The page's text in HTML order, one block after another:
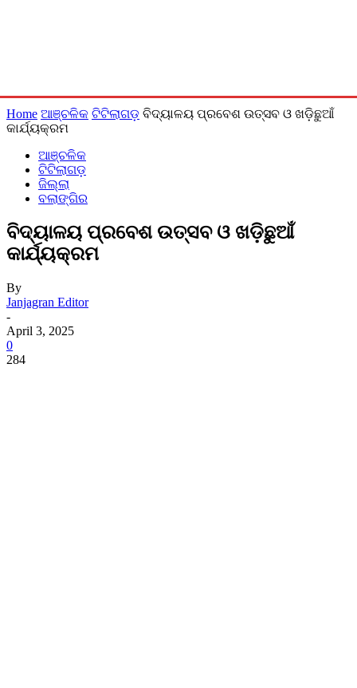
Home ଆଞ୍ଚଳିକ ଟିଟିଲାଗଡ଼ ବିଦ୍ୟାଳୟ ପ୍ରବେଶ ଉତ୍ସବ ଓ ଖଡ଼ିଛୁଆଁ
କାର୍ଯ୍ୟକ୍ରମ
ଆଞ୍ଚଳିକ
ଟିଟିଲାଗଡ଼
ଜିଲ୍ଲା
ବଲାଙ୍ଗିର
ବିଦ୍ୟାଳୟ ପ୍ରବେଶ ଉତ୍ସବ ଓ ଖଡ଼ିଛୁଆଁ
କାର୍ଯ୍ୟକ୍ରମ
By
Janjagran Editor
-
April 3, 2025
0
284